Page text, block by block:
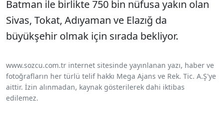
Batman ile birlikte 750 bin nüfusa yakın olan
Sivas, Tokat, Adıyaman ve Elazığ da
büyükşehir olmak için sırada bekliyor.
www.sozcu.com.tr internet sitesinde yayınlanan yazı, haber ve
fotoğrafların her türlü telif hakkı Mega Ajans ve Rek. Tic. A.Ş'ye
aittir. İzin alınmadan, kaynak gösterilerek dahi iktibas
edilemez.